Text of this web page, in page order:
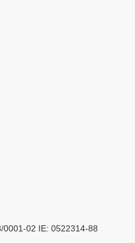
0001-02 IE: 0522314-88